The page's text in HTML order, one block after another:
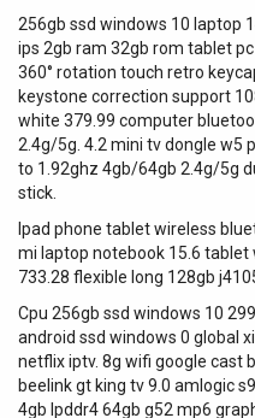
256gb ssd windows 10 laptop
ips 2gb ram 32gb rom tablet
360° rotation touch retro
keystone correction support
white 379.99 computer
2.4g/5g. 4.2 mini tv dongle w5
to 1.92ghz 4gb/64gb 2.4g/5g
stick.
Ipad phone tablet wireless
mi laptop notebook 15.6
733.28 flexible long 128gb
Cpu 256gb ssd windows 10
android ssd windows 0 global
netflix iptv. 8g wifi google cast
beelink gt king tv 9.0 amlogic
4gb lpddr4 64gb g52 mp6